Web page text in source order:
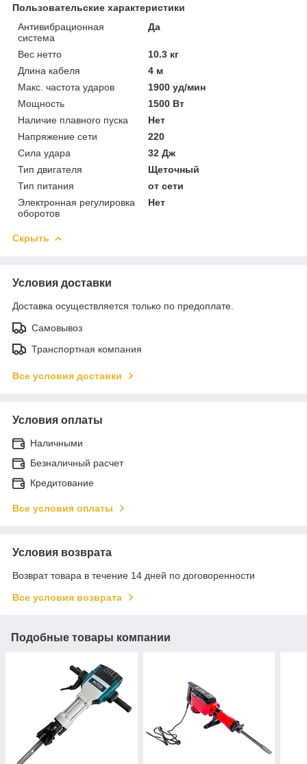
Пользовательские характеристики
Антивибрационная
система
Да
Вес нетто
10.3 кг
Длина кабеля
4 м
Макс. частота ударов
1900 уд/мин
Мощность
1500 Вт
Наличие плавного пуска
Нет
Напряжение сети
220
Сила удара
32 Дж
Тип двигателя
Щеточный
Тип питания
от сети
Электронная регулировка
оборотов
Нет
Скрыть
Условия доставки
Доставка осуществляется только по предоплате.
Самовывоз
Транспортная компания
Все условия доставки
Условия оплаты
Наличными
Безналичный расчет
Кредитование
Все условия оплаты
Условия возврата
Возврат товара в течение 14 дней по договоренности
Все условия возврата
Подобные товары компании